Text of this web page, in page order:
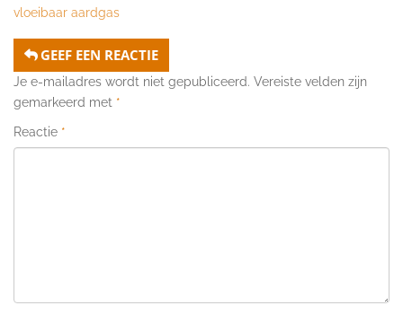
vloeibaar aardgas
GEEF EEN REACTIE
Je e-mailadres wordt niet gepubliceerd. Vereiste velden zijn
gemarkeerd met *
Reactie *